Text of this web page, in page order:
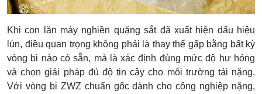
Khi con lăn máy nghiền quặng sắt đã xuất hiện dấu hiệu
lún, điều quan trọng không phải là thay thế gấp bằng bất kỳ
vòng bi nào có sẵn, mà là xác định đúng mức độ hư hỏng
và chọn giải pháp đủ độ tin cậy cho môi trường tải nặng.
Với vòng bi ZWZ chuẩn gốc dành cho công nghiệp nặng,